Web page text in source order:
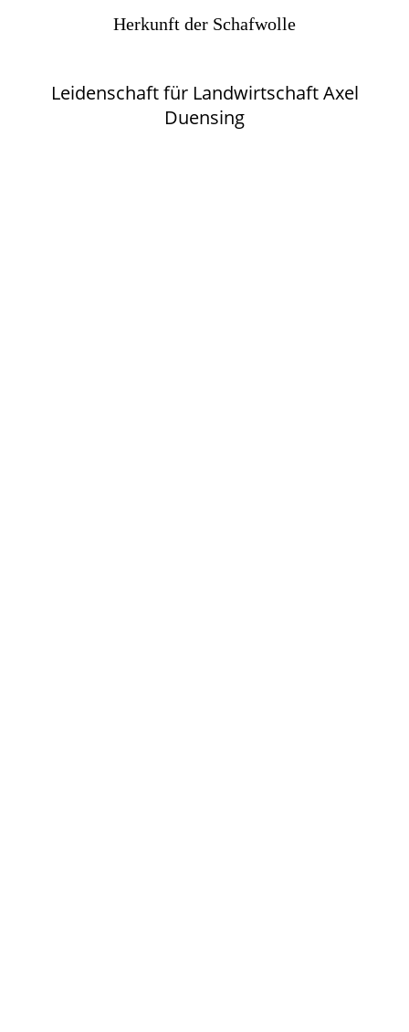
Herkunft der Schafwolle
Leidenschaft für LandwirtschaftAxel
Duensing